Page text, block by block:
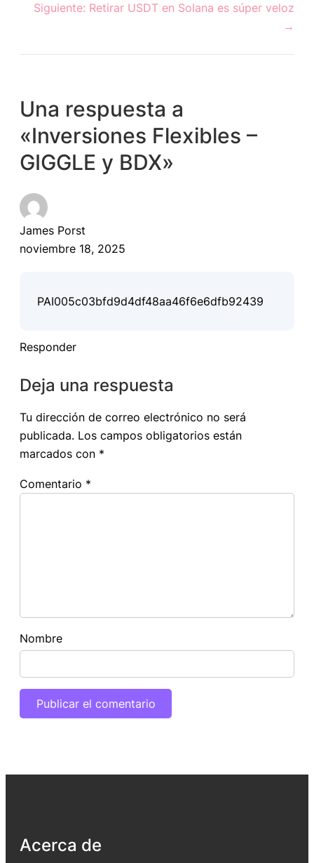
Siguiente: Retirar USDT en Solana es súper veloz
→
Una respuesta a
«Inversiones Flexibles –
GIGGLE y BDX»
James Porst
noviembre 18, 2025
PAI005c03bfd9d4df48aa46f6e6dfb92439
Responder
Deja una respuesta
Tu dirección de correo electrónico no será
publicada. Los campos obligatorios están
marcados con *
Comentario *
Nombre
Acerca de